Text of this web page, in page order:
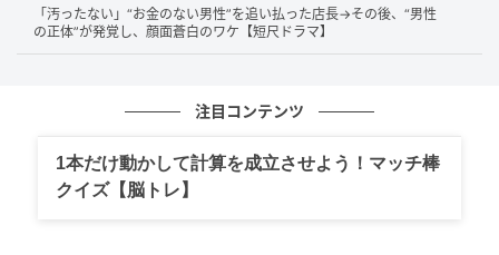
た。「汚ったない」“お金のない男性”を追い払った店長→その後、“男性
の正体”が発覚し、顔面蒼白のワケ【短尺ドラマ】
注目コンテンツ
1本だけ動かして計算を成立させよう！マッチ棒
クイズ【脳トレ】